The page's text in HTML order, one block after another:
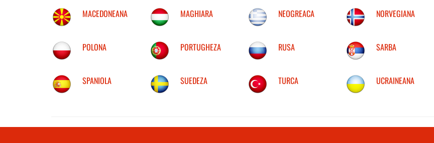
MACEDONEANA MAGHIARA NEOGREACA NORVEGIANA
POLONA PORTUGHEZA RUSA SARBA
SPANIOLA SUEDEZA TURCA UCRAINEANA